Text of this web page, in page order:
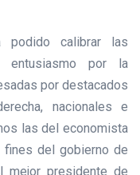
podido calibrar las
entusiasmo por la
por destacados
nacionales e
las del economista
fines del gobierno de
mejor presidente de